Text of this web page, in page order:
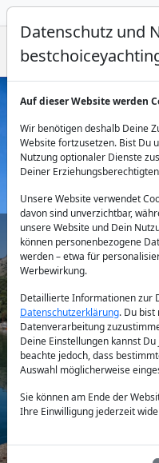
Land:
Reiseziel:
Yachttyp:
Datenschutz und
Auf dieser Website werden
Wir benötigen deshalb Deine
Website fortzusetzen. Bist Du
Nutzung optionaler Dienste
Deiner
Unsere Website verwendet
davon sind unverzichtbar,
unsere Website und Dein
können personenbezogene
werden – etwa für
Werbewirkung.
Detaillierte Informationen zur
Datenschutzerklärung. Du
Datenverarbeitung
Deine Einstellungen kannst
beachte jedoch, dass
Auswahl möglicherweise
Sie können am Ende der
Ihre Einwilligung jederzeit